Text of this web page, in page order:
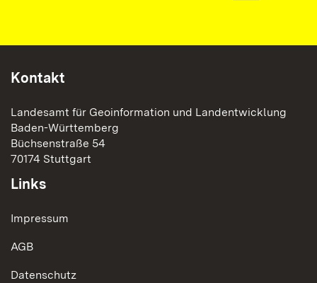
Kontakt
Landesamt für Geoinformation und Landentwicklung
Baden-Württemberg
Büchsenstraße 54
70174 Stuttgart
Links
Impressum
AGB
Datenschutz